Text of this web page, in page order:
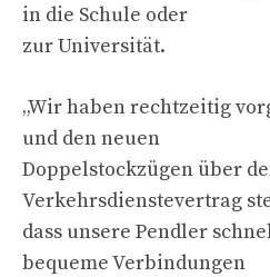
in die Schule oder
zur Universität.
„Wir haben rechtzeitig
und den neuen
Doppelstockzügen über
Verkehrsdienstevertrag
dass unsere Pendler
bequeme Verbindungen